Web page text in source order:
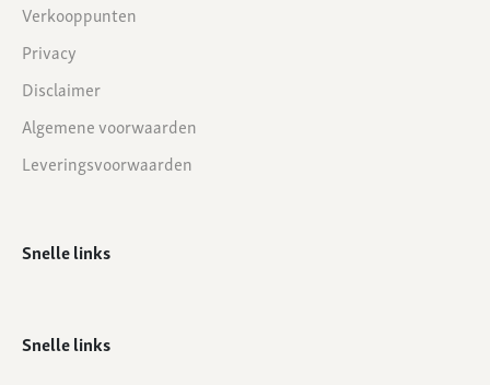
Verkooppunten
Privacy
Disclaimer
Algemene voorwaarden
Leveringsvoorwaarden
Snelle links
Snelle links